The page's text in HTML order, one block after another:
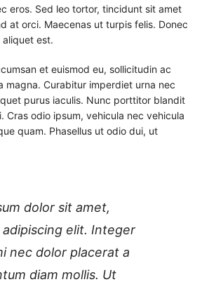
eros. Sed leo tortor, tincidunt sit amet
at orci. Maecenas ut turpis felis. Donec
est.
et euismod eu, sollicitudin ac
magna. Curabitur imperdiet urna nec
purus iaculis. Nunc porttitor blandit
Cras odio ipsum, vehicula nec vehicula
quam. Phasellus ut odio dui, ut
dolor sit amet,
elit. Integer
nec dolor placerat a
diam mollis. Ut